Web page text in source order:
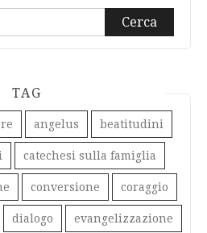
TAG
angelus beatitudini
catechesi sulla famiglia
conversione coraggio
dialogo evangelizzazione